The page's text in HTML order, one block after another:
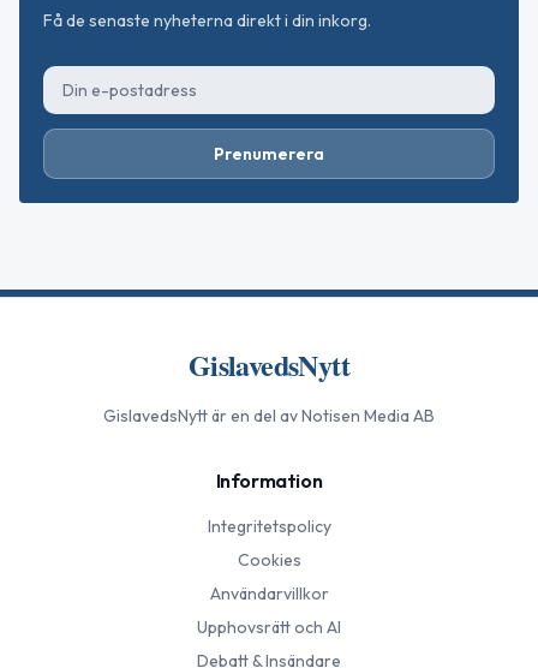
Få de senaste nyheterna direkt i din inkorg.
Prenumerera
GislavedsNytt
GislavedsNyttär en del av Notisen Media AB
Information
Integritetspolicy
Cookies
Användarvillkor
Upphovsrätt och AI
Debatt & Insändare